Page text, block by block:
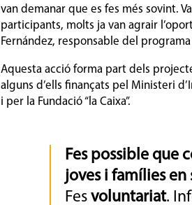
van demanar que es fes més sovint.
participants, molts ja van agrair
Fernández, responsable del
Aquesta acció forma part dels
alguns d’ells finançats pel Ministeri
i per la Fundació “la Caixa”.
Fes possible que
joves i famílies
Fesvoluntariat.